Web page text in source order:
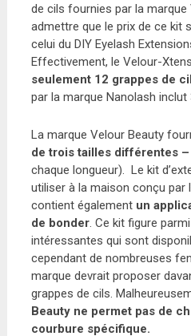
de cils fournies par la marque
admettre que le prix de ce kit
celui du DIY Eyelash
Effectivement, le Velour-
seulement 12 grappes de
par la marque Nanolash inclut
La marque Velour Beauty
de trois tailles différentes
chaque longueur). Le kit
utiliser à la maison conçu par
contient également un
de bonder. Ce kit figure
intéressantes qui sont
cependant de nombreuses
marque devrait proposer
grappes de cils.
Beauty ne permet pas de
courbure spécifique.